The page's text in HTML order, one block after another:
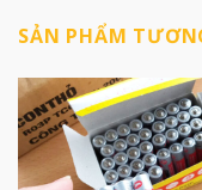
SẢN PHẨM